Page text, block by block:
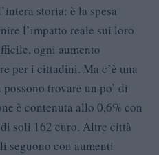
storia: è la spesa
l’impatto reale sui loro
ogni aumento
per i cittadini. Ma c’è una
trovare un po’ di
è contenuta allo 0,6% con
soli 162 euro. Altre città
seguono con aumenti